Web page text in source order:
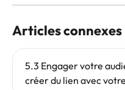
Articles connexes
5.3 Engager votre
créer du lien avec